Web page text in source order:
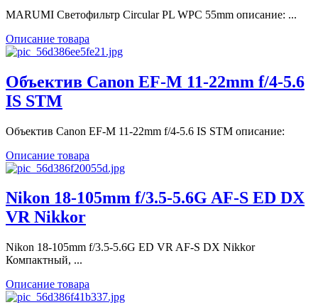
MARUMI Светофильтр Circular PL WPC 55mm описание: ...
Описание товара
Объектив Canon EF-M 11-22mm f/4-5.6
IS STM
Объектив Canon EF-M 11-22mm f/4-5.6 IS STM описание:
Описание товара
Nikon 18-105mm f/3.5-5.6G AF-S ED DX
VR Nikkor
Nikon 18-105mm f/3.5-5.6G ED VR AF-S DX Nikkor
Компактный, ...
Описание товара